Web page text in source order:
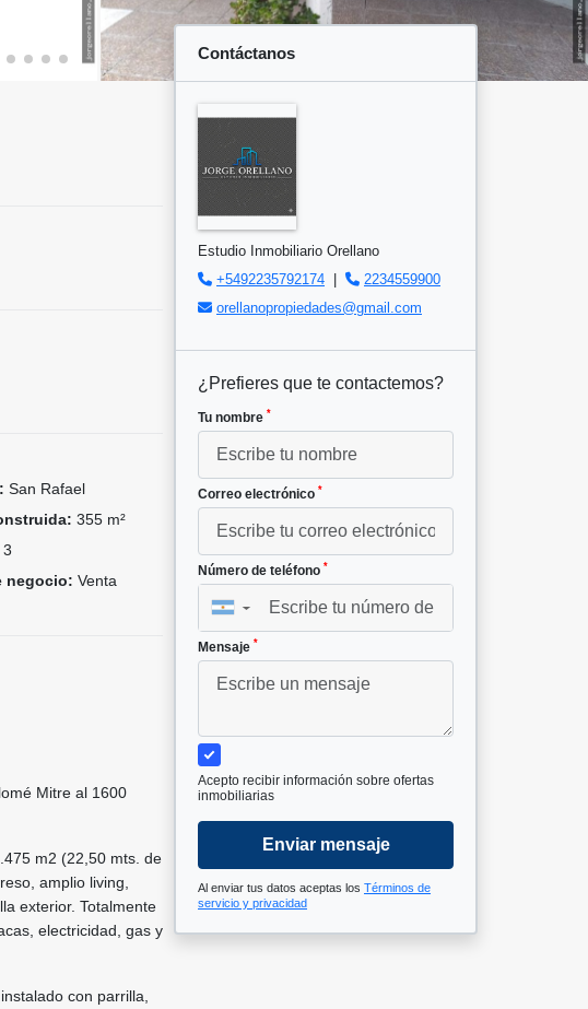
San Rafael
355 m²
3
negocio: Venta
Mitre al 1600
m2 (22,50 mts. de
amplio living,
exterior. Totalmente
electricidad, gas y
con parrilla,
Contáctanos
Estudio Inmobiliario Orellano
+5492235792174
2234559900
orellanopropiedades@gmail.com
¿Prefieres que te contactemos?
Tu nombre *
Correo electrónico *
Número de teléfono *
▼
Mensaje *
Acepto recibir información sobre ofertas
inmobiliarias
Enviar mensaje
Al enviar tus datos aceptas los Términos de
servicio y privacidad